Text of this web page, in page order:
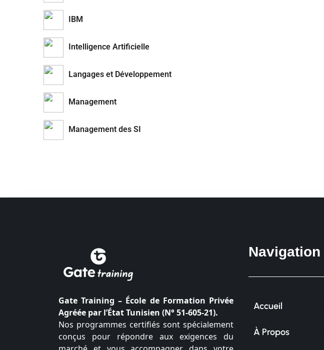
IBM
Intelligence Artificielle
Langages et Développement
Management
Management des SI
Gate Training – École de Formation Privée
Agréée par l’État Tunisien (N° 51-605-21).
Nos programmes certifiés sont spécialement
conçus pour répondre aux exigences du
Navigation
Accueil
À Propos